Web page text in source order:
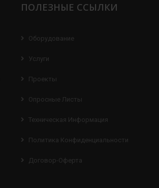
ПОЛЕЗНЫЕ ССЫЛКИ
Оборудование
Услуги
Проекты
Опросные Листы
Техническая Информация
Политика Конфиденциальности
Договор-Оферта